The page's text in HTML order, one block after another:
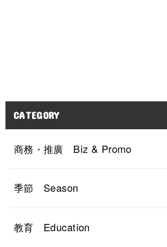
CATEGORY
商務・推廣 Biz & Promo
季節 Season
教育 Education